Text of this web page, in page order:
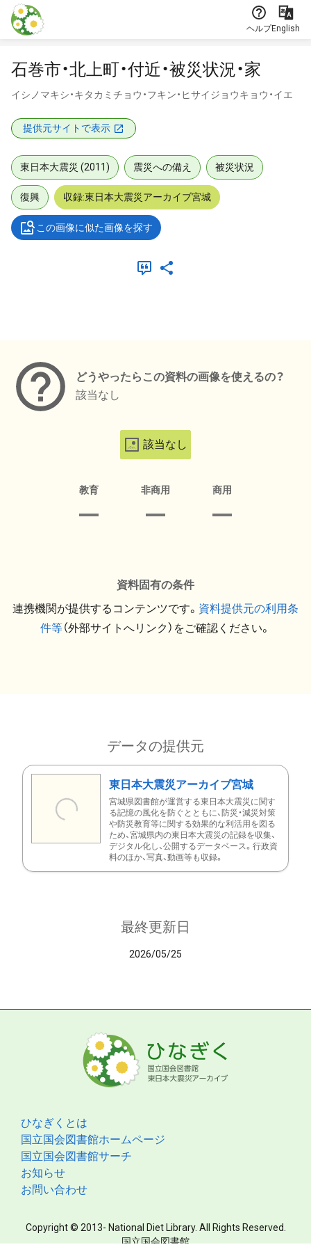
本文に飛ぶ
ヘルプEnglish
石巻市・北上町・付近・被災状況・家
イシノマキシ・キタカミチョウ・フキン・ヒサイジョウキョウ・イエ
提供元サイトで表示
東日本大震災 (2011) 震災への備え 被災状況
復興 収録:東日本大震災アーカイブ宮城
この画像に似た画像を探す
どうやったらこの資料の画像を使えるの？
該当なし
該当なし
教育 非商用 商用
資料固有の条件
連携機関が提供するコンテンツです。 資料提供元の利用条
件等（外部サイトへリンク）をご確認ください。
データの提供元
東日本大震災アーカイブ宮城
宮城県図書館が運営する東日本大震災に関す
る記憶の風化を防ぐとともに、防災・減災対策
や防災教育等に関する効果的な利活用を図る
ため、宮城県内の東日本大震災の記録を収集、
デジタル化し、公開するデータベース。行政資
料のほか、写真、動画等も収録。
最終更新日
2026/05/25
ひなぎくとは
国立国会図書館ホームページ
国立国会図書館サーチ
お知らせ
お問い合わせ
Copyright © 2013- National Diet Library. All Rights Reserved.